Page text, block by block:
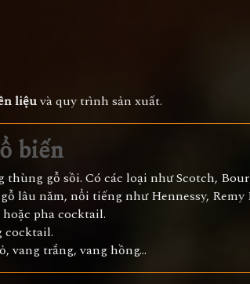
liệuvà quy trình sản xuất.
biến
gỗ sồi. Có các loại như Scotch,
lâu năm, nổi tiếng như Hennessy, Remy
pha cocktail.
cocktail.
vang trắng, vang hồng...